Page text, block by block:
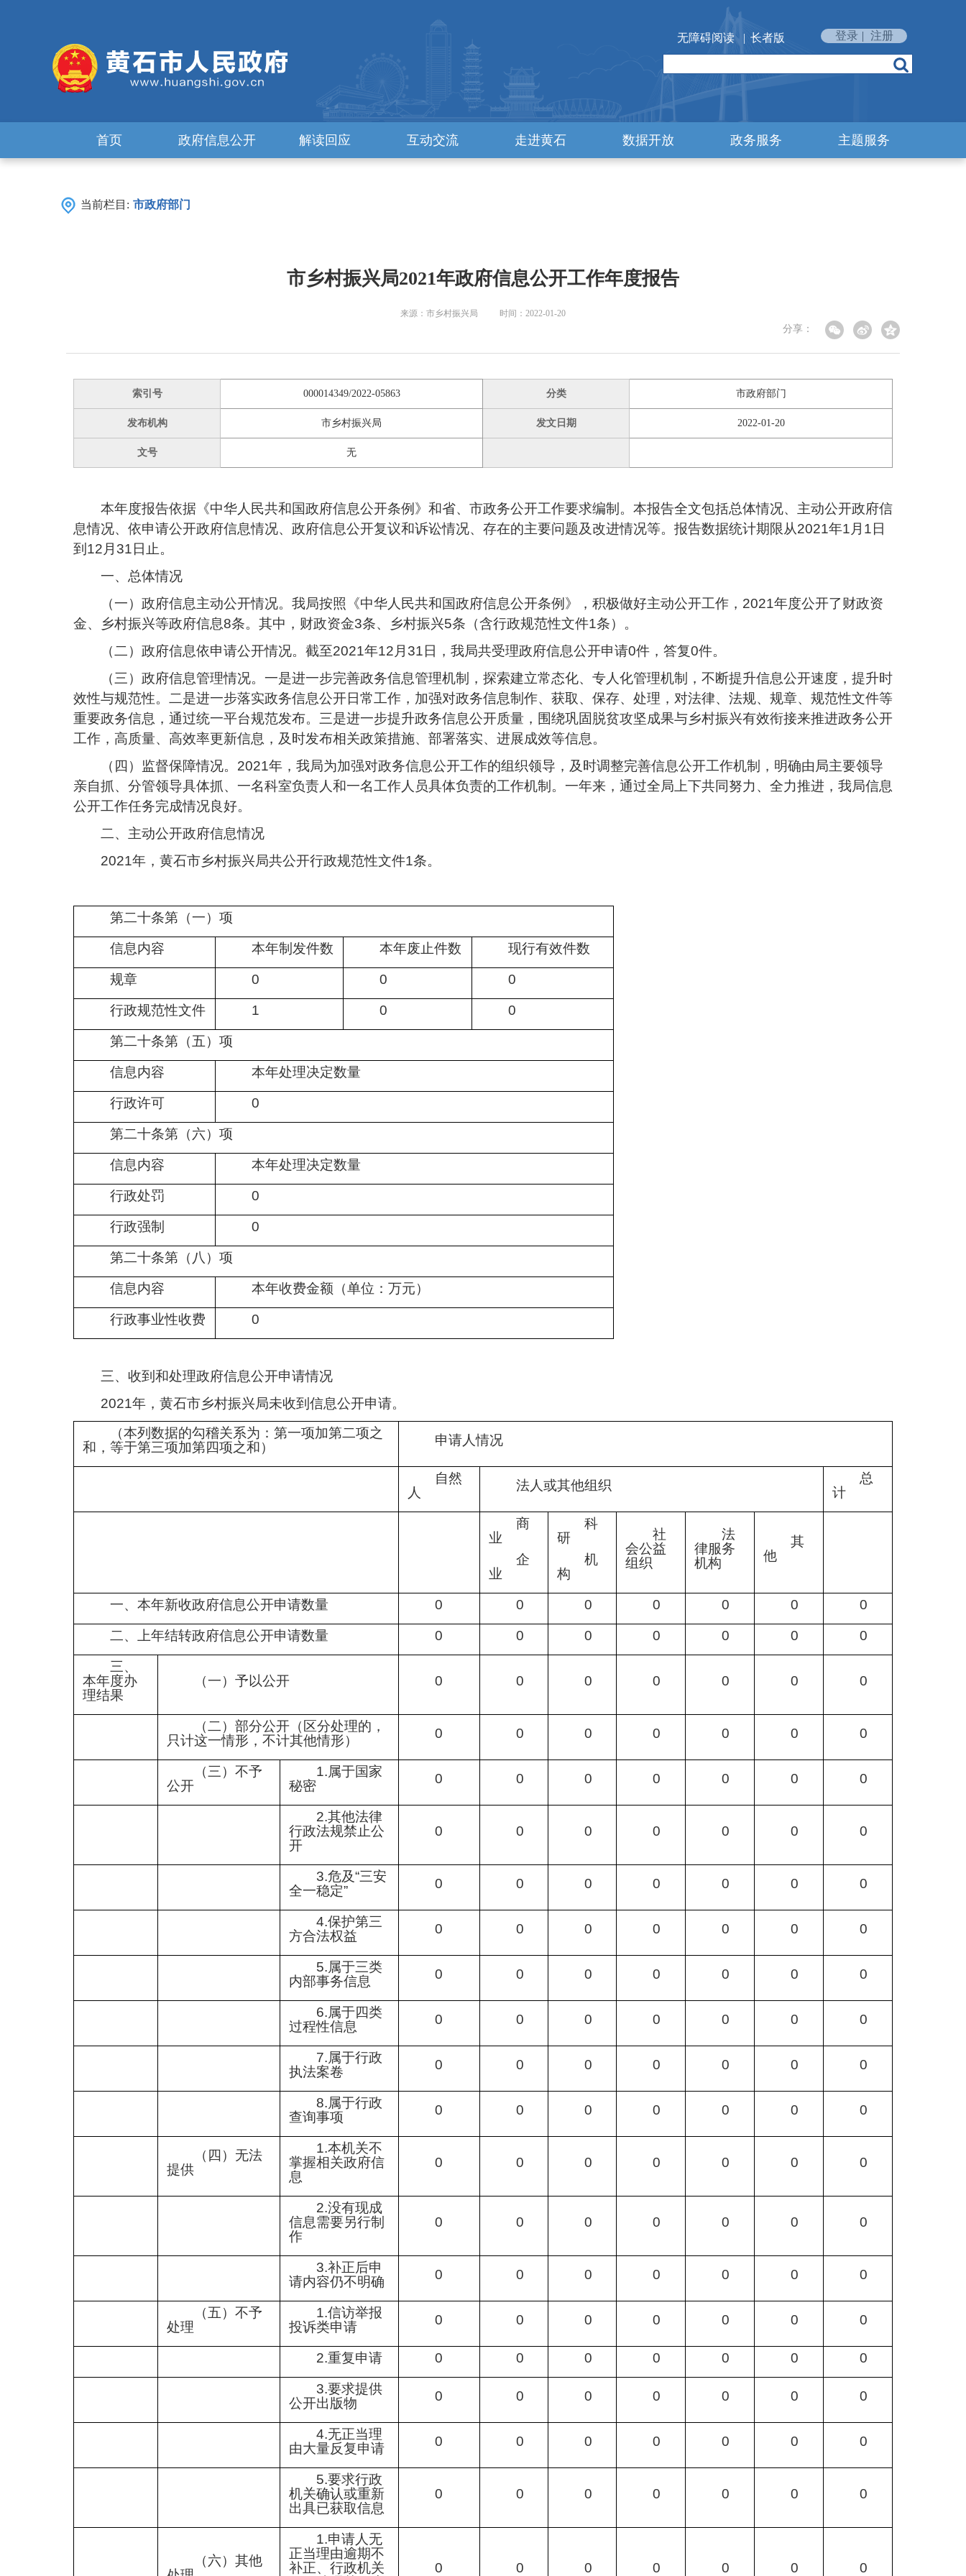
无障碍阅读 | 长者版 登录 | 注册
首页 政府信息公开 解读回应 互动交流 走进黄石 数据开放 政务服务 主题服务
当前栏目: 市政府部门
市乡村振兴局2021年政府信息公开工作年度报告
来源：市乡村振兴局 时间：2022-01-20
分享：
索引号 000014349/2022-05863 分类 市政府部门
发布机构 市乡村振兴局 发文日期 2022-01-20
文号 无
本年度报告依据《中华人民共和国政府信息公开条例》和省、市政务公开工作要求编制。本报告全文包括总体情况、主动公开政府信
息情况、依申请公开政府信息情况、政府信息公开复议和诉讼情况、存在的主要问题及改进情况等。报告数据统计期限从2021年1月1日
到12月31日止。
一、总体情况
（一）政府信息主动公开情况。 我局按照《中华人民共和国政府信息公开条例》，积极做好主动公开工作， 2021年度公开了财政资
金、乡村振兴等政府信息8条。其中，财政资金3条、乡村振兴5条（含行政规范性文件1条）。
（二）政府信息依申请公开情况。 截至2021年12月31日，我局共受理政府信息公开申请0件，答复0件。
（三）政府信息管理情况。 一是进一步完善政务信息管理机制，探索建立常态化、专人化管理机制，不断提升信息公开速度，提升时
效性与规范性。二是进一步落实政务信息公开日常工作，加强对政务信息制作、获取、保存、处理，对法律、法规、规章、规范性文件等
重要政务信息，通过统一平台规范发布。三是进一步提升政务信息公开质量，围绕巩固脱贫攻坚成果与乡村振兴有效衔接来推进政务公开
工作，高质量、高效率更新信息，及时发布相关政策措施、部署落实、进展成效等信息。
（四）监督保障情况。 2021年，我局为加强对政务信息公开工作的组织领导，及时调整完善信息公开工作机制，明确由局主要领导
亲自抓、分管领导具体抓、一名科室负责人和一名工作人员具体负责的工作机制。一年来，通过全局上下共同努力、全力推进，我局信息
公开工作任务完成情况良好。
二、主动公开政府信息情况
2021年，黄石市乡村振兴局共公开行政规范性文件1条。
第二十条第（一）项
信息内容 本年制发件数 本年废止件数 现行有效件数
规章 0 0 0
行政规范性文件 1 0 0
第二十条第（五）项
信息内容 本年处理决定数量
行政许可 0
第二十条第（六）项
信息内容 本年处理决定数量
行政处罚 0
行政强制 0
第二十条第（八）项
信息内容 本年收费金额（单位：万元）
行政事业性收费 0
三、 收到和处理政府信息公开申请情况
2021年，黄石市乡村振兴局未收到信息公开申请。
（本列数据的勾稽关系为：第一项加第二项之
和，等于第三项加第四项之和）
申请人情况
自然
人
法人或其他组织
总
计
商
业
企
业
科
研
机
构
社
会公益
组织
法
律服务
机构
其
他
一、本年新收政府信息公开申请数量 0 0 0 0 0 0 0
二、上年结转政府信息公开申请数量 0 0 0 0 0 0 0
三、
本年度办
理结果
（一）予以公开 0 0 0 0 0 0 0
（二）部分公开（区分处理的，
只计这一情形，不计其他情形）
0 0 0 0 0 0 0
（三）不予
公开
1.属于国家
秘密
0 0 0 0 0 0 0
2.其他法律
行政法规禁止公
开
0 0 0 0 0 0 0
3.危及“三安
全一稳定”
0 0 0 0 0 0 0
4.保护第三
方合法权益
0 0 0 0 0 0 0
5.属于三类
内部事务信息
0 0 0 0 0 0 0
6.属于四类
过程性信息
0 0 0 0 0 0 0
7.属于行政
执法案卷
0 0 0 0 0 0 0
8.属于行政
查询事项
0 0 0 0 0 0 0
（四）无法
提供
1.本机关不
掌握相关政府信
息
0 0 0 0 0 0 0
2.没有现成
信息需要另行制
作
0 0 0 0 0 0 0
3.补正后申
请内容仍不明确
0 0 0 0 0 0 0
（五）不予
处理
1.信访举报
投诉类申请
0 0 0 0 0 0 0
2.重复申请 0 0 0 0 0 0 0
3.要求提供
公开出版物
0 0 0 0 0 0 0
4.无正当理
由大量反复申请
0 0 0 0 0 0 0
5.要求行政
机关确认或重新
出具已获取信息
0 0 0 0 0 0 0
（六）其他
1.申请人无
正当理由逾期不
补正、行政机关
0 0 0 0 0 0 0